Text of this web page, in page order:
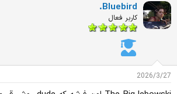
.Bluebird
کاربر فعال
2026/3/27